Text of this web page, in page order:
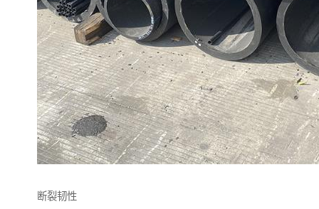
断裂韧性